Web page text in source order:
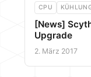
CPU
[News]
Upgrade
2. März 2017